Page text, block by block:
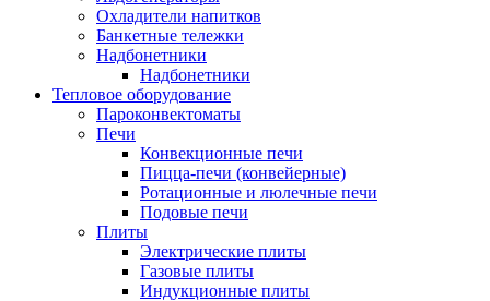
Охладители напитков
Банкетные тележки
Надбонетники
Надбонетники
Тепловое оборудование
Пароконвектоматы
Печи
Конвекционные печи
Пицца-печи (конвейерные)
Ротационные и люлечные печи
Подовые печи
Плиты
Электрические плиты
Газовые плиты
Индукционные плиты